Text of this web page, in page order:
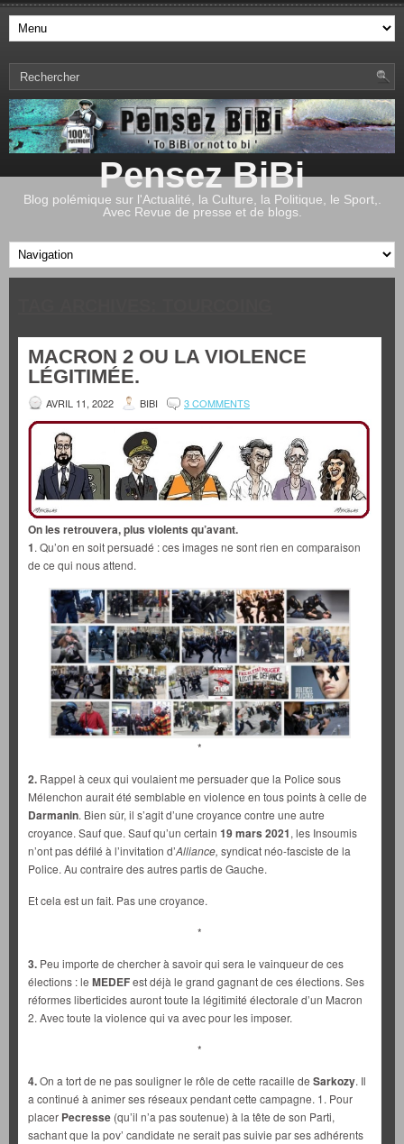
Pensez BiBi
Blog polémique sur l'Actualité, la Culture, la Politique, le Sport,.
Avec Revue de presse et de blogs.
MACRON 2 OU LA VIOLENCE
LÉGITIMÉE.
AVRIL 11, 2022 BIBI 3 COMMENTS
On les retrouvera, plus violents qu’avant.
1. Qu’on en soit persuadé : ces images ne sont rien en comparaison
de ce qui nous attend.
*
2. Rappel à ceux qui voulaient me persuader que la Police sous
Mélenchon aurait été semblable en violence en tous points à celle de
Darmanin. Bien sûr, il s’agit d’une croyance contre une autre
croyance. Sauf que. Sauf qu’un certain 19 mars 2021, les Insoumis
n’ont pas défilé à l’invitation d’Alliance, syndicat néo-fasciste de la
Police. Au contraire des autres partis de Gauche.
Et cela est un fait. Pas une croyance.
*
3. Peu importe de chercher à savoir qui sera le vainqueur de ces
élections : le MEDEFest déjà le grand gagnant de ces élections. Ses
réformes liberticides auront toute la légitimité électorale d’un Macron
2. Avec toute la violence qui va avec pour les imposer.
*
4.On a tort de ne pas souligner le rôle de cette racaille de Sarkozy. Il
a continué à animer ses réseaux pendant cette campagne. 1. Pour
placer Pecresse (qu’il n’a pas soutenue) à la tête de son Parti,
sachant que la pov’ candidate ne serait pas suivie par ses adhérents